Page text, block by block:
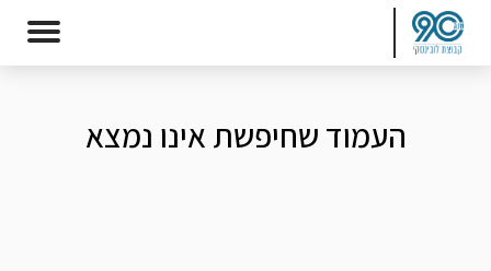
העמוד שחיפשת אינו נמצא